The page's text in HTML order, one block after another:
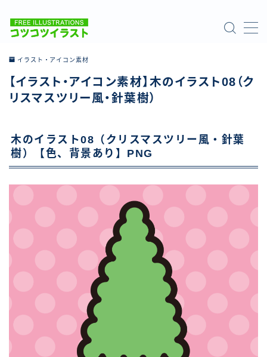
ホーム
お問い合わせ
イラスト・アイコン素材
【イラスト・アイコン素材】木のイラスト08（ク
リスマスツリー風・針葉樹）
木のイラスト08（クリスマスツリー風・針葉
樹）【色、背景あり】PNG